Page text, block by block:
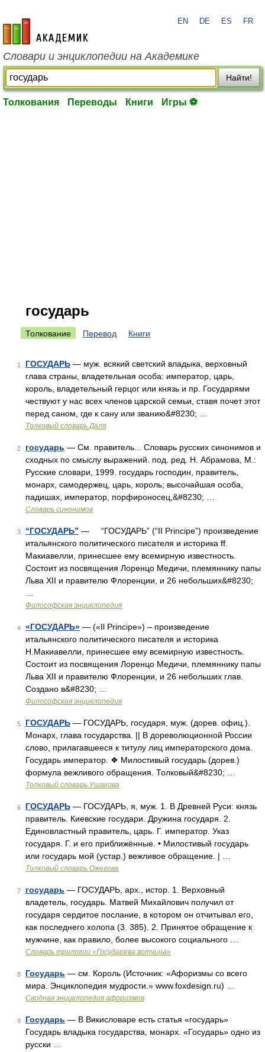
academic.ru
EN DE ES FR
Словари и энциклопедии на Академике
Найти!
Толкования Переводы Книги Игры ⚽
государь
Толкование Перевод Книги
1 ГОСУДАРЬ — муж. всякий светский владыка, верховный
глава страны, владетельная особа: император, царь,
король, владетельный герцог или князь и пр. Государями
чествуют у нас всех членов царской семьи, ставя почет этот
перед саном, где к сану или званию&#8230; …
Толковый словарь Даля
2 государь — См. правитель... Словарь русских синонимов и
сходных по смыслу выражений. под. ред. Н. Абрамова, М.:
Русские словари, 1999. государь господин, правитель,
монарх, самодержец, царь, король; высочайшая особа,
падишах, император, порфироносец,&#8230; …
Словарь синонимов
3 “ГОСУДАРЬ” — “ГОСУДАРЬ” (“II Principe”) произведение
итальянского политического писателя и историка ff.
Макиавелли, принесшее ему всемирную известность.
Состоит из посвящения Лоренцо Медичи, племяннику папы
Льва XII и правителю Флоренции, и 26 небольших&#8230;
Философская энциклопедия
4 «ГОСУДАРЬ» — («Il Principe») – произведение
итальянского политического писателя и историка
Н.Макиавелли, принесшее ему всемирную известность.
Состоит из посвящения Лоренцо Медичи, племяннику папы
Льва XII и правителю Флоренции, и 26 небольших глав.
Создано в&#8230; …
Философская энциклопедия
5 ГОСУДАРЬ — ГОСУДАРЬ, государя, муж. (дорев. офиц.).
Монарх, глава государства. || В дореволюционной России
слово, прилагавшееся к титулу лиц императорского дома.
Государь император. ❖ Милостивый государь (дорев.)
формула вежливого обращения. Толковый&#8230; …
Толковый словарь Ушакова
6 ГОСУДАРЬ — ГОСУДАРЬ, я, муж. 1. В Древней Руси: князь
правитель. Киевские государи. Дружина государя. 2.
Единовластный правитель, царь. Г. император. Указ
государя. Г. и его приближённые. • Милостивый государь
или государь мой (устар.) вежливое обращение. | …
Толковый словарь Ожегова
7 государь — ГОСУДАРЬ, арх., истор. 1. Верховный
владетель, государь. Матвей Михайлович получил от
государя сердитое послание, в котором он отчитывал его,
как последнего холопа (3. 385). 2. Принятое обращение к
мужчине, как правило, более высокого социального …
Словарь трилогии «Государева вотчина»
8 Государь — см. Король (Источник: «Афоризмы со всего
мира. Энциклопедия мудрости.» www.foxdesign.ru) …
Сводная энциклопедия афоризмов
9 Государь — В Викисловаре есть статья «государь»
Государь владыка государства, монарх. «Государь» одно из
русски …